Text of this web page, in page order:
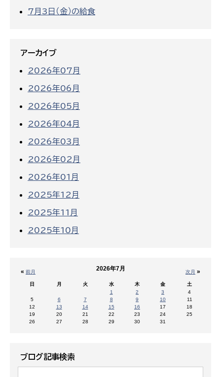
7月3日（金）の給食
アーカイブ
2026年07月
2026年06月
2026年05月
2026年04月
2026年03月
2026年02月
2026年01月
2025年12月
2025年11月
2025年10月
« 前月 次月 »
2026年7月
日 月 火 水 木 金
土
1
2 3
4
5
6 7 8 9 10
11
12
13 14 15 16 17
18
19
20 21 22 23 24
25
26
27 28 29 30 31
ブログ記事検索